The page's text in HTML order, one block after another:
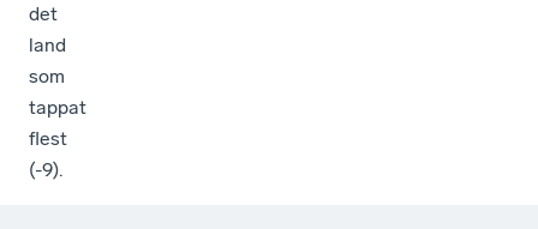
det
land
som
tappat
flest
(-9).